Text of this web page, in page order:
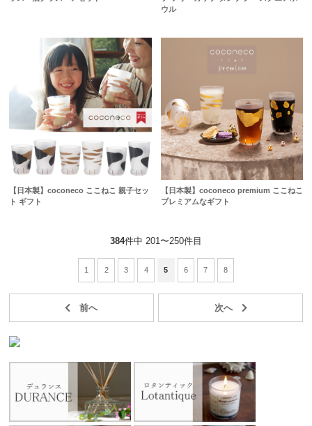
ウル
【日本製】coconeco ここねこ 親子セッ
ト ギフト
【日本製】coconeco premium ここねこ
プレミアムなギフト
384件中 201〜250件目
1 2 3 4 5 6 7 8